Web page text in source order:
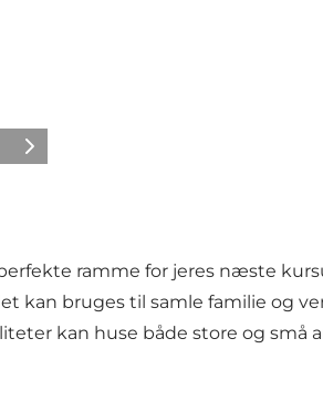
Næste
ramme for jeres næste
kan bruges til samle familie og
kan huse både store og små